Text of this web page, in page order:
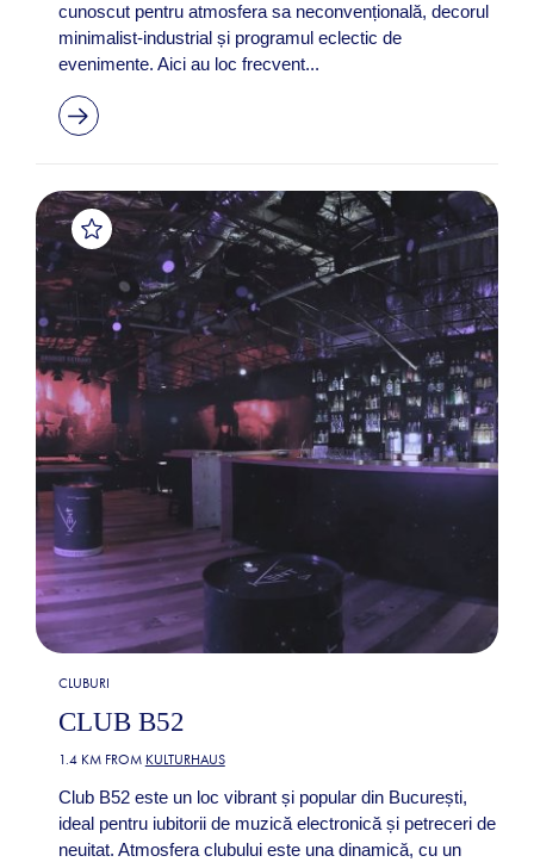
cunoscut pentru atmosfera sa neconvențională, decorul
minimalist-industrial și programul eclectic de
evenimente. Aici au loc frecvent...
CLUBURI
CLUB B52
1.4 KM FROM KULTURHAUS
Club B52 este un loc vibrant și popular din București,
ideal pentru iubitorii de muzică electronică și petreceri de
neuitat. Atmosfera clubului este una dinamică, cu un